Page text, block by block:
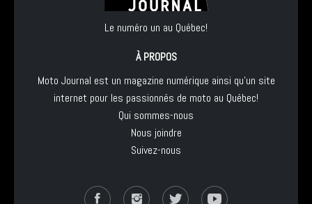
Le numéro un au Québec!
À PROPOS
Moto Journal est un magazine numérique ainsi qu'un site
internet pour les passionnés de moto au Québec!
Qui sommes-nous
Nous joindre
Suivez-nous